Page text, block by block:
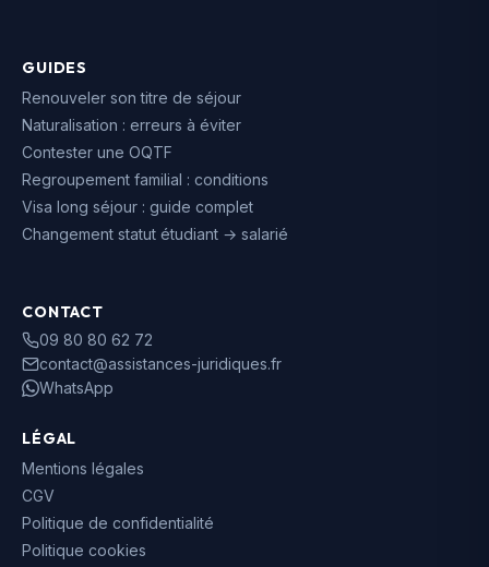
GUIDES
Renouveler son titre de séjour
Naturalisation : erreurs à éviter
Contester une OQTF
Regroupement familial : conditions
Visa long séjour : guide complet
Changement statut étudiant → salarié
CONTACT
09 80 80 62 72
contact@assistances-juridiques.fr
WhatsApp
LÉGAL
Mentions légales
CGV
Politique de confidentialité
Politique cookies